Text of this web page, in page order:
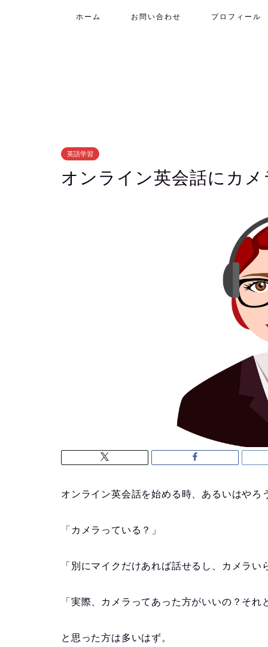
ホーム お問い合わせ プロフィール
英語学習
オンライン英会話にカ
オンライン英会話を始める時、あるいはやろ
「カメラっている？」
「別にマイクだけあれば話せるし、カメラい
「実際、カメラってあった方がいいの？それ
と思った方は多いはず。